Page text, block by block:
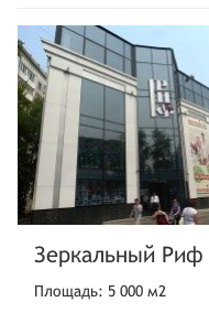
Зеркальный Риф
Площадь: 5 000 м2